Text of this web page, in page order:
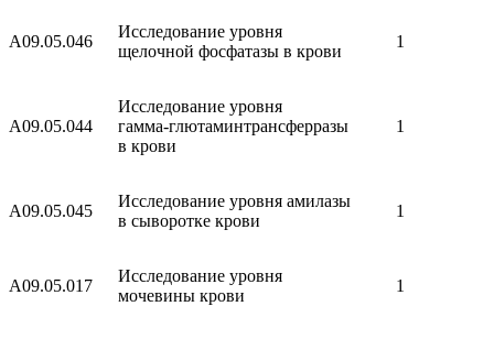
A09.05.046
Исследование уровня
щелочной фосфатазы в крови
1
A09.05.044
Исследование уровня
гамма-глютаминтрансферразы
в крови
1
A09.05.045
Исследование уровня амилазы
в сыворотке крови
1
A09.05.017
Исследование уровня
мочевины крови
1